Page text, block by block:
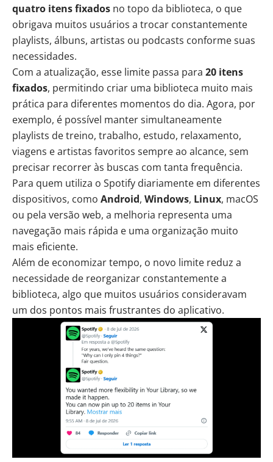
quatro itens fixados no topo da biblioteca, o que
obrigava muitos usuários a trocar constantemente
playlists, álbuns, artistas ou podcasts conforme suas
necessidades.
Com a atualização, esse limite passa para 20 itens
fixados, permitindo criar uma biblioteca muito mais
prática para diferentes momentos do dia. Agora, por
exemplo, é possível manter simultaneamente
playlists de treino, trabalho, estudo, relaxamento,
viagens e artistas favoritos sempre ao alcance, sem
precisar recorrer às buscas com tanta frequência.
Para quem utiliza o Spotify diariamente em diferentes
dispositivos, como Android, Windows, Linux, macOS
ou pela versão web, a melhoria representa uma
navegação mais rápida e uma organização muito
mais eficiente.
Além de economizar tempo, o novo limite reduz a
necessidade de reorganizar constantemente a
biblioteca, algo que muitos usuários consideravam
um dos pontos mais frustrantes do aplicativo.